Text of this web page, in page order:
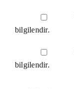
bilgilendir.
bilgilendir.